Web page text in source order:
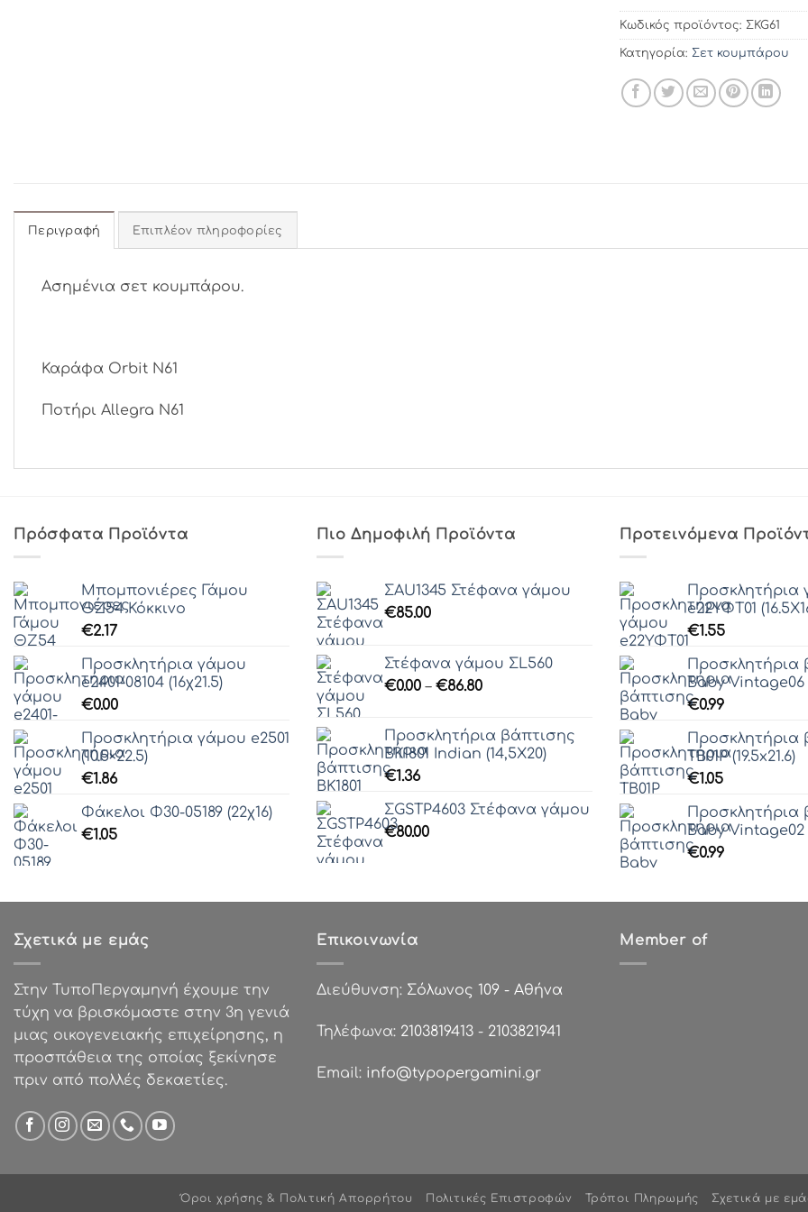
Κωδικός προϊόντος: ΣKG61
Κατηγορία: Σετ κουμπάρου
Περιγραφή Επιπλέον πληροφορίες
Ασημένια σετ κουμπάρου.
Καράφα Orbit N61
Ποτήρι Allegra N61
Πρόσφατα Προϊόντα
Μπομπονιέρες Γάμου
ΘZ54 Κόκκινο
€2.17
Προσκλητήρια γάμου
e2401-08104 (16χ21.5)
€0.00
Προσκλητήρια γάμου e2501
(10.5×22.5)
€1.86
Φάκελοι Φ30-05189 (22χ16)
€1.05
Πιο Δημοφιλή Προϊόντα
ΣAU1345 Στέφανα γάμου
€85.00
Στέφανα γάμου ΣL560
€0.00 – €86.80Price
through
€86.80
Προσκλητήρια βάπτισης
ΒΚ1801 Indian (14,5Χ20)
€1.36
ΣGSTP4603 Στέφανα γάμου
€80.00
Προτεινόμενα
Προσκλητήρια
e22ΥΦΤ01
€1.55
Προσκλητήρια
Baby Vintage06
€0.99
Προσκλητήρια
ΤΒ01Ρ (19.5x21.6)
€1.05
Προσκλητήρια
Baby Vintage02
€0.99
Σχετικά με εμάς
Στην ΤυποΠεργαμηνή έχουμε την
τύχη να βρισκόμαστε στην 3η γενιά
μιας οικογενειακής επιχείρησης, η
προσπάθεια της οποίας ξεκίνησε
πριν από πολλές δεκαετίες.
Επικοινωνία
Διεύθυνση: Σόλωνος 109 - Αθήνα
Τηλέφωνα: 2103819413 - 2103821941
Email: info@typopergamini.gr
Member of
Όροι χρήσης & Πολιτική Απορρήτου Πολιτικές Επιστροφών Τρόποι Πληρωμής Σχετικά με